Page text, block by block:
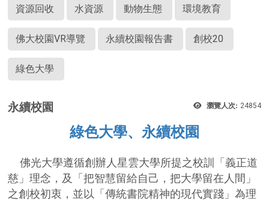
資源回收 水資源 動物生態 環境教育
佛大校園VR導覽 永續校園報告書 創校20
綠色大學
瀏覽人次: 24854
永續校園
綠色大學、永續校園
佛光大學遵循創辦人星雲大學所提之校訓「義正道
慈」理念，及「把智慧留給自己，把大學留在人間」
之創校初衷，並以「傳統書院精神的現代實踐」為理